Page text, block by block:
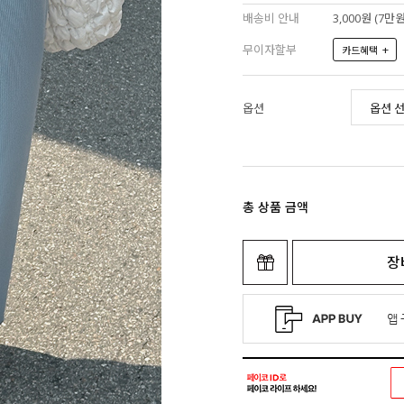
배송비 안내
3,000원 (7만
무이자할부
카드혜택 +
옵션
총 상품 금액
장